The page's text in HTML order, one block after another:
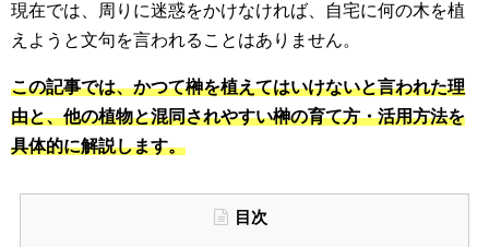
現在では、周りに迷惑をかけなければ、自宅に何の木を植
えようと文句を言われることはありません。
この記事では、かつて榊を植えてはいけないと言われた理
由と、他の植物と混同されやすい榊の育て方・活用方法を
具体的に解説します。
目次